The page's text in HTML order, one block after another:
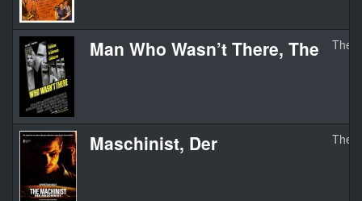
Man Who Wasn’t There, The The
Maschinist, Der The